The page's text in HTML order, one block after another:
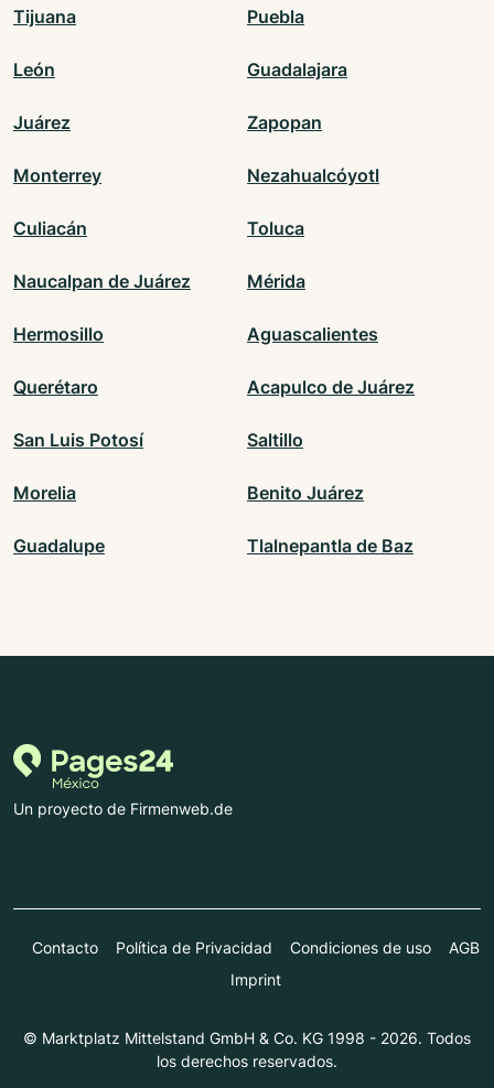
Tijuana Puebla
León Guadalajara
Juárez Zapopan
Monterrey Nezahualcóyotl
Culiacán Toluca
Naucalpan de Juárez Mérida
Hermosillo Aguascalientes
Querétaro Acapulco de Juárez
San Luis Potosí Saltillo
Morelia Benito Juárez
Guadalupe Tlalnepantla de Baz
Un proyecto de Firmenweb.de
Contacto Política de Privacidad Condiciones de uso
AGB
Imprint
© Marktplatz Mittelstand GmbH & Co. KG 1998 - 2026. Todos
los derechos reservados.